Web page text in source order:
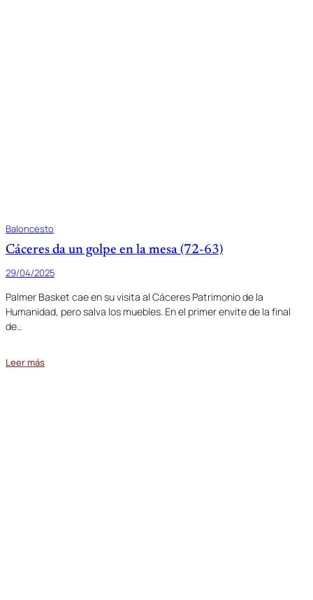
Baloncesto
Cáceres da un golpe en la mesa (72-63)
29/04/2025
Palmer Basket cae en su visita al Cáceres Patrimonio de la
Humanidad, pero salva los muebles. En el primer envite de la final
de…
Leer más